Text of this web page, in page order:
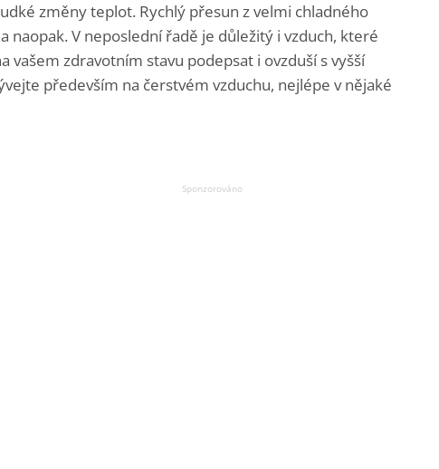
změny teplot. Rychlý přesun z velmi chladného
naopak. V neposlední řadě je důležitý i vzduch, které
vašem zdravotním stavu podepsat i ovzduší s vyšší
především na čerstvém vzduchu, nejlépe v nějaké